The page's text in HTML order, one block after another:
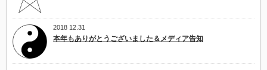
2018 12.31
本年もありがとうございました＆メディア告知